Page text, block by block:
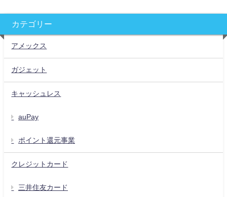
カテゴリー
アメックス
ガジェット
キャッシュレス
auPay
ポイント還元事業
クレジットカード
三井住友カード